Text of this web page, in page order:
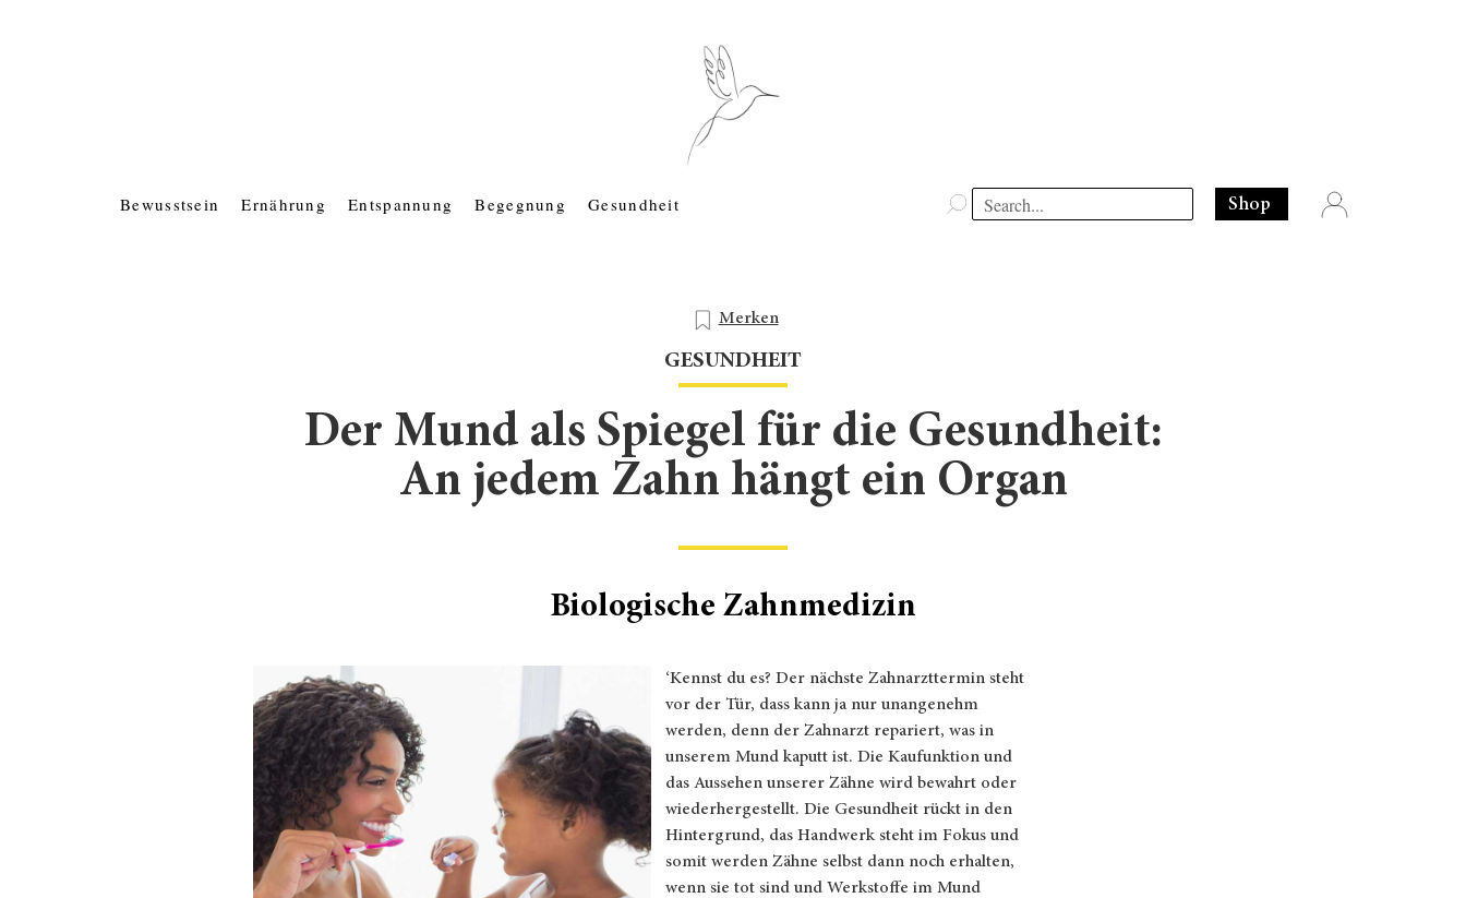
Bewusstsein Ernährung Entspannung Begegnung Gesundheit Shop
Merken
GESUNDHEIT
Der Mund als Spiegel für die Gesundheit:
An jedem Zahn hängt ein Organ
Biologische Zahnmedizin
‘Kennst du es? Der nächste Zahnarzttermin steht
vor der Tür, dass kann ja nur unangenehm
werden, denn der Zahnarzt repariert, was in
unserem Mund kaputt ist. Die Kaufunktion und
das Aussehen unserer Zähne wird bewahrt oder
wiederhergestellt. Die Gesundheit rückt in den
Hintergrund, das Handwerk steht im Fokus und
somit werden Zähne selbst dann noch erhalten,
wenn sie tot sind und Werkstoffe im Mund